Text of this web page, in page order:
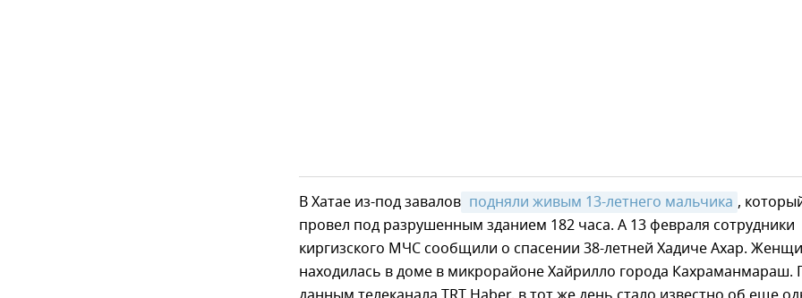
В Хатае из-под завалов подняли живым 13-летнего мальчика ,
провел под разрушенным зданием 182 часа. А 13 февраля сотрудники
киргизского МЧС сообщили о спасении 38-летней Хадиче Ахар.
находилась в доме в микрорайоне Хайрилло города Кахраманмараш.